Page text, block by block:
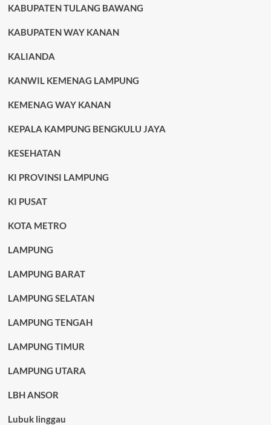
KABUPATEN TULANG BAWANG
KABUPATEN WAY KANAN
KALIANDA
KANWIL KEMENAG LAMPUNG
KEMENAG WAY KANAN
KEPALA KAMPUNG BENGKULU JAYA
KESEHATAN
KI PROVINSI LAMPUNG
KI PUSAT
KOTA METRO
LAMPUNG
LAMPUNG BARAT
LAMPUNG SELATAN
LAMPUNG TENGAH
LAMPUNG TIMUR
LAMPUNG UTARA
LBH ANSOR
Lubuk linggau